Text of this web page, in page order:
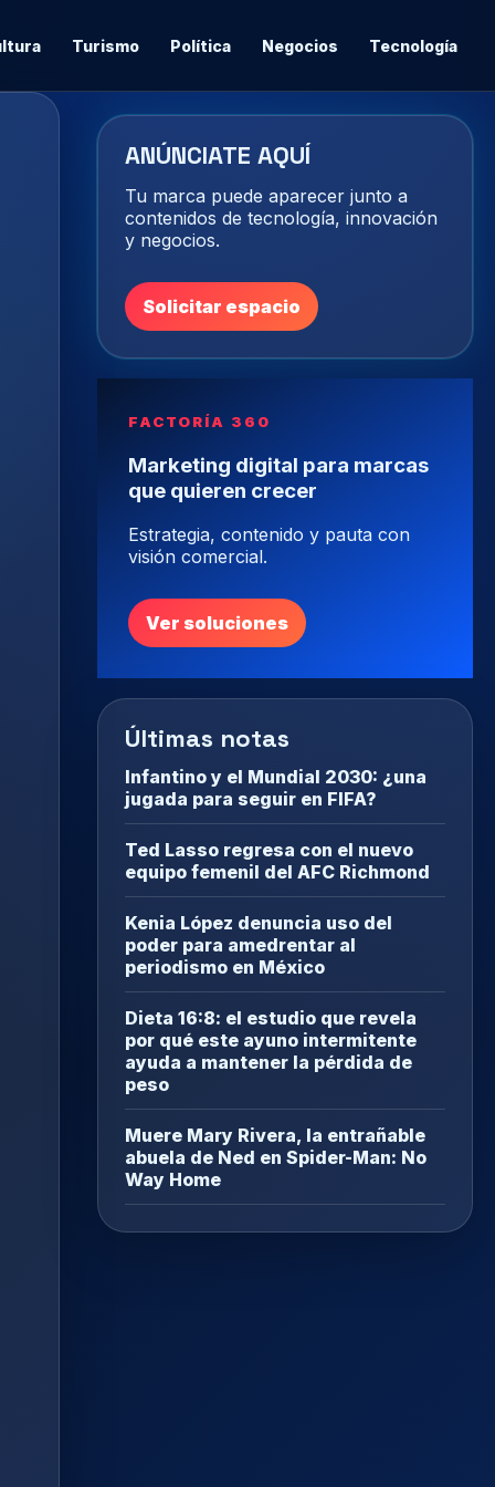
Turismo Política Negocios Tecnología
ANÚNCIATE AQUÍ
Tu marca puede aparecer junto a
contenidos de tecnología, innovación
y negocios.
Solicitar espacio
FACTORÍA 360
Marketing digital para marcas
que quieren crecer
Estrategia, contenido y pauta con
visión comercial.
Ver soluciones
Últimas notas
Infantino y el Mundial 2030: ¿una
jugada para seguir en FIFA?
Ted Lasso regresa con el nuevo
equipo femenil del AFC Richmond
Kenia López denuncia uso del
poder para amedrentar al
periodismo en México
Dieta 16:8: el estudio que revela
por qué este ayuno intermitente
ayuda a mantener la pérdida de
peso
Muere Mary Rivera, la entrañable
abuela de Ned en Spider-Man: No
Way Home